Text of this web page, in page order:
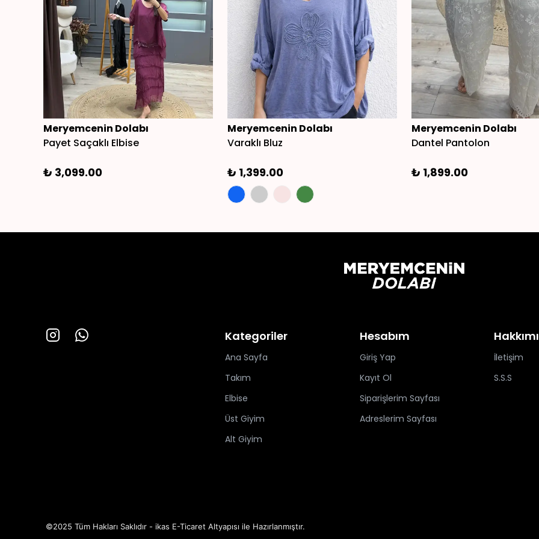
Meryemcenin Dolabı
Payet Saçaklı Elbise
₺ 3,099.00
Meryemcenin Dolabı
Varaklı Bluz
₺ 1,399.00
Meryemcenin Dolabı
Dantel Pantolon
₺ 1,899.00
Kategoriler
Ana Sayfa
Takım
Elbise
Üst Giyim
Alt Giyim
Hesabım
Giriş Yap
Kayıt Ol
Siparişlerim Sayfası
Adreslerim Sayfası
İletişim
S.S.S
©2025 Tüm Hakları Saklıdır - ikas E-Ticaret Altyapısı ile Hazırlanmıştır.